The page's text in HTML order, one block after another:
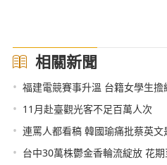
相關新聞
• 福建電競賽事升溫 台籍女學生擔
• 11月赴臺觀光客不足百萬人次
• 連罵人都看稿 韓國瑜痛批蔡英文
• 台中30萬株鬱金香輪流綻放 花